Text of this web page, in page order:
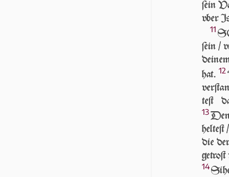
ſein
vber
11
ſein /
hat. 12
teſt
13
die
14